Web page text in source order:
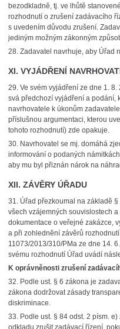
bezodkladně, tj. ve lhůtě
rozhodnutí o zrušení zadávacího
s uvedením důvodu zrušení.
jediným možným zákonným
28. Zadavatel navrhuje, aby Úřad
XI. VYJÁDŘENÍ
29. Ve svém vyjádření ze dne 1.
svá předchozí vyjádření a podání,
navrhovatele k úkonům
příslušnou argumentaci, kterou
tohoto rozhodnutí) zde opakuje.
30. Navrhovatel se mj. domáhá
informování o podaných
aby mu byl přiznán nárok na
XII. ZÁVĚRY ÚŘADU
31. Úřad přezkoumal na základě
všech vzájemných souvislostech
dokumentace o veřejné zakázce,
a při zohlednění závěrů
11073/2013/310/PMa ze dne 14.
svému rozhodnutí Úřad uvádí
K oprávněnosti zrušení
32. Podle ust. § 6 zákona je
zákona dodržovat zásady
diskriminace.
33. Podle ust. § 84 odst. 2 písm.
odkladu zrušit zadávací řízení,